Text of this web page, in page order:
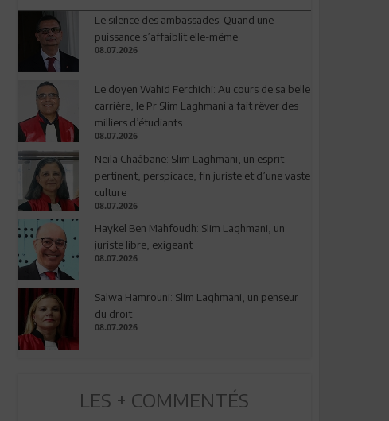
Le silence des ambassades: Quand une
puissance s’affaiblit elle-même
08.07.2026
Le doyen Wahid Ferchichi: Au cours de sa belle
carrière, le Pr Slim Laghmani a fait rêver des
milliers d’étudiants
08.07.2026
Neila Chaâbane: Slim Laghmani, un esprit
pertinent, perspicace, fin juriste et d’une vaste
culture
08.07.2026
Haykel Ben Mahfoudh: Slim Laghmani, un
juriste libre, exigeant
08.07.2026
Salwa Hamrouni: Slim Laghmani, un penseur
du droit
08.07.2026
LES + COMMENTÉS